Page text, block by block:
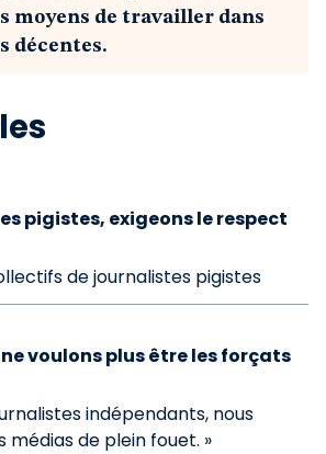
moyens de travailler dans
décentes.
pigistes, exigeons le respect
de journalistes pigistes
ne voulons plus être les forçats
indépendants, nous
médias de plein fouet. »